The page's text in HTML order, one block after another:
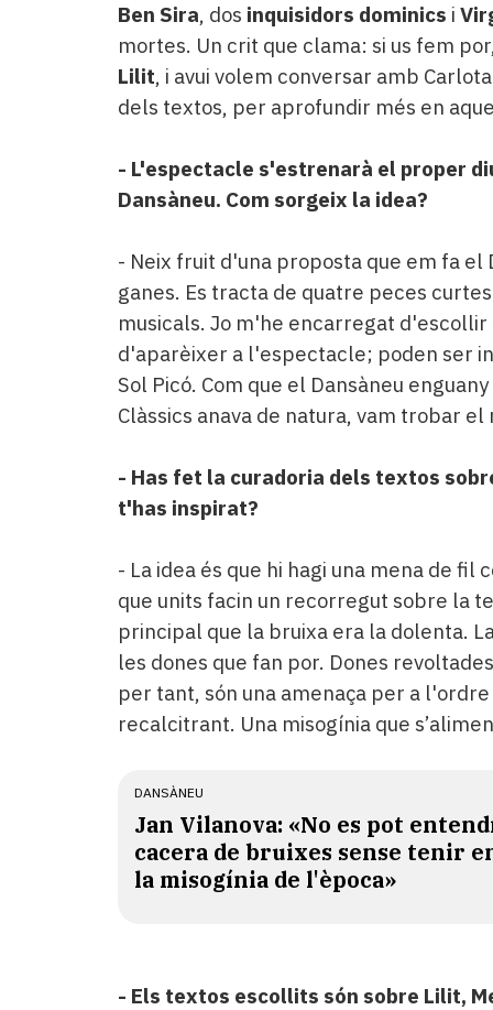
Ben Sira, dos inquisidors dominics i
mortes. Un crit que clama: si us fem
Lilit, i avui volem conversar amb
dels textos, per aprofundir més en
- L'espectacle s'estrenarà el proper
Dansàneu. Com sorgeix la idea?
- Neix fruit d'una proposta que em fa
ganes. Es tracta de quatre peces
musicals. Jo m'he encarregat
d'aparèixer a l'espectacle; poden ser
Sol Picó. Com que el Dansàneu
Clàssics anava de natura, vam trobar el
- Has fet la curadoria dels textos
t'has inspirat?
- La idea és que hi hagi una mena de
que units facin un recorregut sobre la
principal que la bruixa era la dolenta.
les dones que fan por. Dones
per tant, són una amenaça per a
recalcitrant. Una misogínia que
DANSÀNEU
Jan Vilanova: «No es pot
cacera de bruixes sense tenir
la misogínia de l'època»
- Els textos escollits són sobre Lilit,